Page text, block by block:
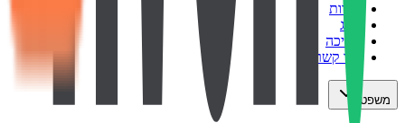
אודות
בלוג
תמיכה
צור קשר
משפטי